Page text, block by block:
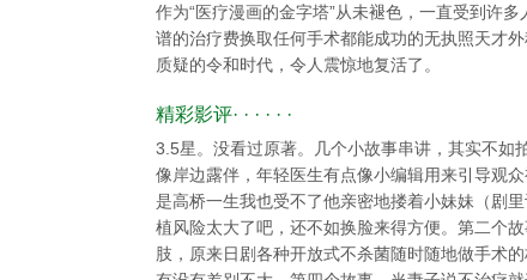
作为“医疗漫画的金字塔”从未褪色，一直受到许
谱的治疗费换取任何手术都能成功的无执照天才
质疑的令和时代，令人震惊地复活了。
精彩影评· · · · · ·
3.5星。没看过原著。几个小故事串讲，其实不如
像岸边露伴，年轻医生有点像小编辑用来引导观
是高桥一生我也受不了他亲密地搂着小妹妹（剧
植风险太大了吧，还不如换脸来得方便。第二个
肢，原来日剧各种开放式不杀菌随时随地做手术